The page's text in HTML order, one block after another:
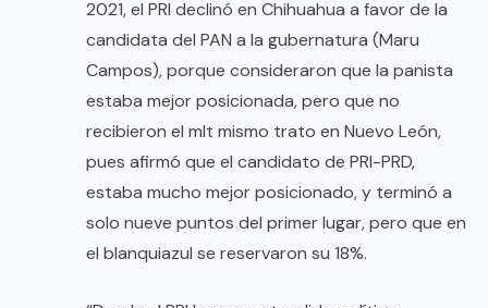
2021, el PRI declinó en Chihuahua a favor de la
candidata del PAN a la gubernatura (Maru
Campos), porque consideraron que la panista
estaba mejor posicionada, pero que no
recibieron el mlt mismo trato en Nuevo León,
pues afirmó que el candidato de PRI-PRD,
estaba mucho mejor posicionado, y terminó a
solo nueve puntos del primer lugar, pero que en
el blanquiazul se reservaron su 18%.